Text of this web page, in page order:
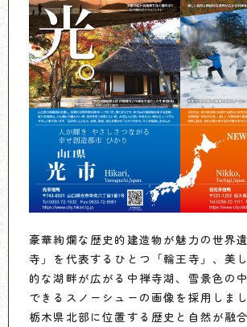
豪華絢爛な歴史的建造物が魅力の世界
寺」を代表するひとつ「輪王寺」、美
的な湖畔が広がる中禅寺湖、雪景色の
できるスノーシューの画像を採用しま
栃木県北部に位置する歴史と自然が融